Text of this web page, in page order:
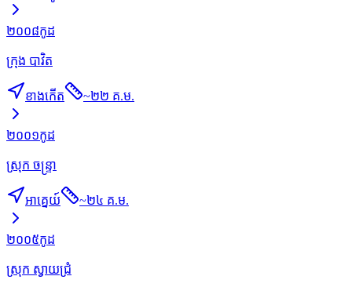
២០០៨កូដ
ក្រុង បាវិត
ខាងកើត ~២២ គ.ម.
២០០១កូដ
ស្រុក ចន្ទ្រា
អាគ្នេយ៍ ~២៤ គ.ម.
២០០៥កូដ
ស្រុក ស្វាយជ្រំ